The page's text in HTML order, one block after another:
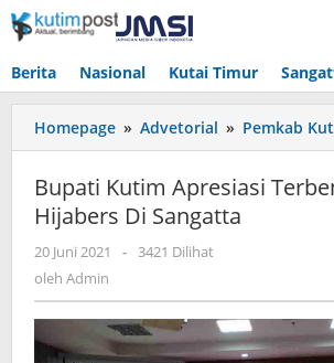
Lewati
ke
Berita Nasional Kutai Timur
Homepage » Advetorial » Pemkab
Bupati Kutim Apresiasi
Hijabers Di Sangatta
20 Juni 2021
oleh
- 3421 Dilihat
oleh Admin